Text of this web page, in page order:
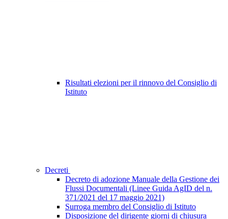
Risultati elezioni per il rinnovo del Consiglio di
Istituto
Decreti
Decreto di adozione Manuale della Gestione dei
Flussi Documentali (Linee Guida AgID del n.
371/2021 del 17 maggio 2021)
Surroga membro del Consiglio di Istituto
Disposizione del dirigente giorni di chiusura